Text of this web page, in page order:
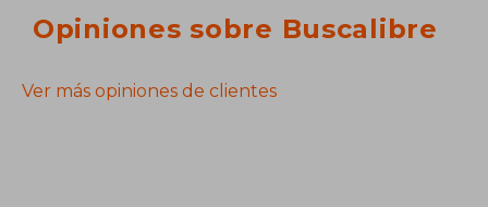
Opiniones sobre Buscalibre
Ver más opiniones de clientes